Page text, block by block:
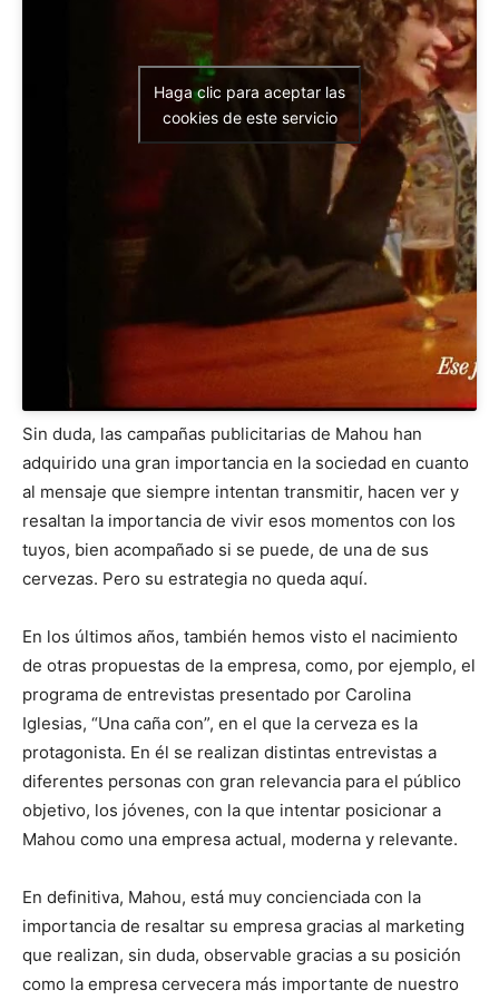
Haga clic para aceptar las
cookies de este servicio
Sin duda, las campañas publicitarias de Mahou han
adquirido una gran importancia en la sociedad en cuanto
al mensaje que siempre intentan transmitir, hacen ver y
resaltan la importancia de vivir esos momentos con los
tuyos, bien acompañado si se puede, de una de sus
cervezas. Pero su estrategia no queda aquí.
En los últimos años, también hemos visto el nacimiento
de otras propuestas de la empresa, como, por ejemplo, el
programa de entrevistas presentado por Carolina
Iglesias, “Una caña con”, en el que la cerveza es la
protagonista. En él se realizan distintas entrevistas a
diferentes personas con gran relevancia para el público
objetivo, los jóvenes, con la que intentar posicionar a
Mahou como una empresa actual, moderna y relevante.
En definitiva, Mahou, está muy concienciada con la
importancia de resaltar su empresa gracias al marketing
que realizan, sin duda, observable gracias a su posición
como la empresa cervecera más importante de nuestro